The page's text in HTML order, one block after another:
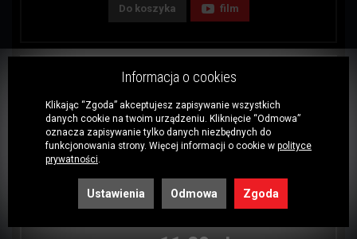
Do koszyka film
Kod: 7507
Informacja o cookies
Klikając “Zgoda” akceptujesz zapisywanie wszystkich
danych cookie na twoim urządzeniu. Kliknięcie “Odmowa”
oznacza zapisywanie tylko danych niezbędnych do
funkcjonowania strony. Więcej informacji o cookie w polityce
prywatności
Ustawienia Odmowa Zgoda